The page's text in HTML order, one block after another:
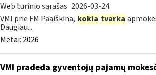
Web turinio sąrašas 2026-03-24
VMI prie FM Paaiškina, kokia tvarka
Daugiau...
Metai: 2026
VMI pradeda gyventojų pajamų